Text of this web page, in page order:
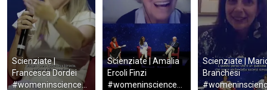
Scienziate |
Francesca Dordei
#womeninscienced
Scienziate | Amalia
Ercoli Finzi
#womeninscienced
Scienziate |
Branchesi